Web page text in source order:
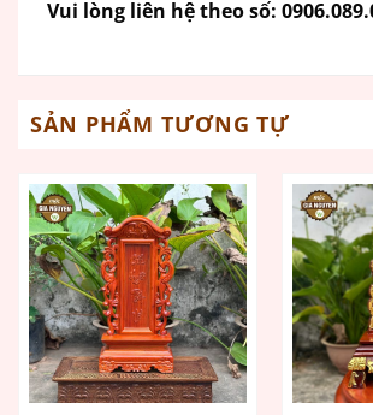
Vui lòng liên hệ theo số:
SẢN PHẨM TƯƠNG TỰ